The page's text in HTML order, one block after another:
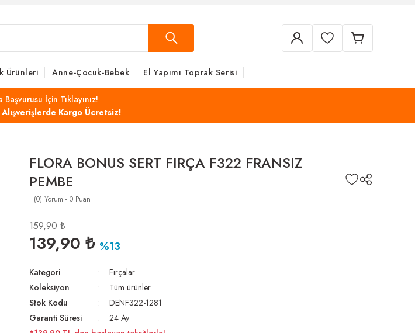
Ürünleri Anne-Çocuk-Bebek El Yapımı Toprak Serisi
İçin Tıklayınız!
Kargo Ücretsiz!
FLORA BONUS SERT FIRÇA F322 FRANSIZ
PEMBE
(0) Yorum - 0 Puan
159,90 ₺
139,90 ₺ %13
Kategori
Fırçalar
Koleksiyon
Tüm ürünler
Stok Kodu
DENF322-1281
Garanti Süresi
24 Ay